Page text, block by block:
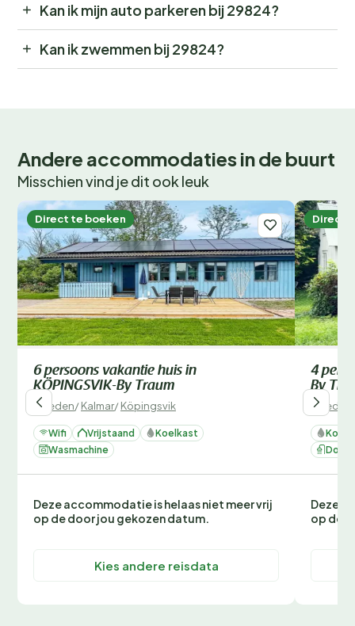
Kan ik mijn auto parkeren bij 29824?
Kan ik zwemmen bij 29824?
Andere accommodaties in de buurt
Misschien vind je dit ook leuk
Direct te boeken
6 persoons vakantie huis in
KÖPINGSVIK-By Traum
Zweden/Kalmar/Köpingsvik
Wifi Vrijstaand
Koelkast
Wasmachine
Deze accommodatie is helaas niet meer vrij
op de door jou gekozen datum.
Kies andere reisdata
Direct
4
By
Zweden
Deze
op de